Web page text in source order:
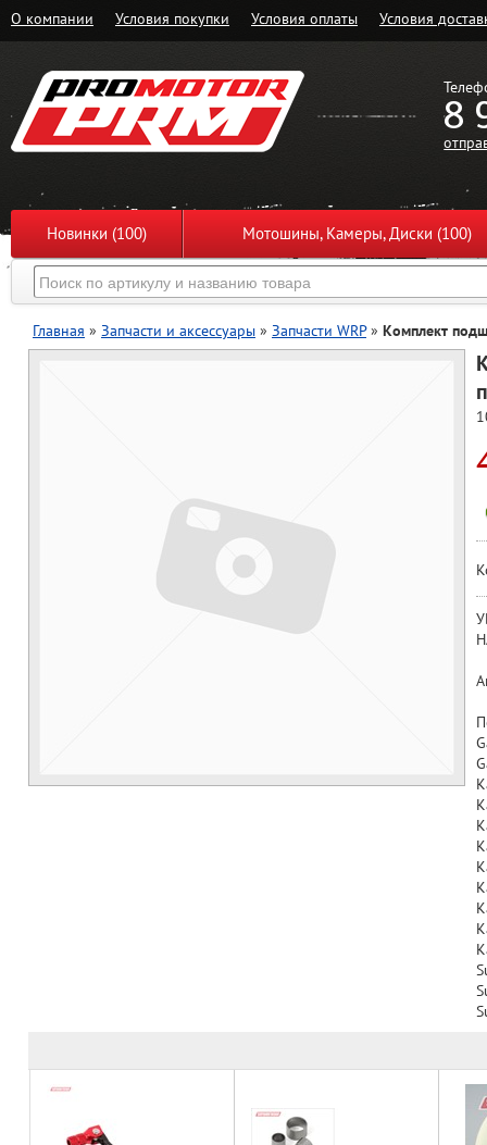
О компании Условия покупки Условия оплаты Условия
8
Новинки (100) Мотошины, Камеры, Диски (100)
Главная » Запчасти и аксессуары » Запчасти WRP» Комплект